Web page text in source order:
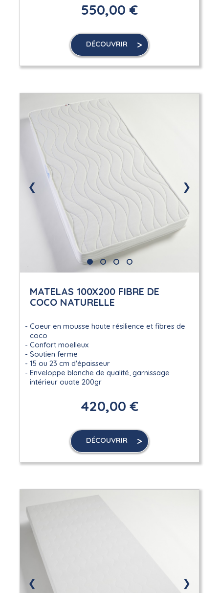
550,00 €
DÉCOUVRIR
❮ ❯
MATELAS 100X200 FIBRE DE
COCO NATURELLE
Coeur en mousse haute résilience et fibres de
coco
Confort moelleux
Soutien ferme
15 ou 23 cm d'épaisseur
Enveloppe blanche de qualité, garnissage
intérieur ouate 200gr
420,00 €
DÉCOUVRIR
❮ ❯